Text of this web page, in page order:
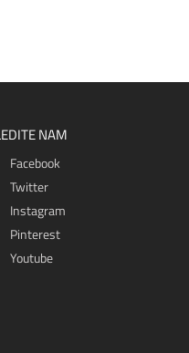
NAM
Facebook
Twitter
Instagram
Pinterest
Youtube